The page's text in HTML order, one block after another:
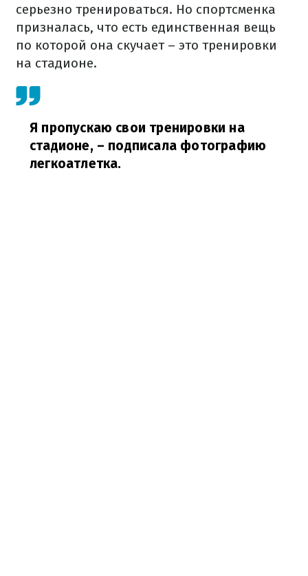
серьезно тренироваться. Но спортсменка
призналась, что есть единственная вещь
по которой она скучает – это тренировки
на стадионе.
Я пропускаю свои тренировки на
стадионе, – подписала фотографию
легкоатлетка.